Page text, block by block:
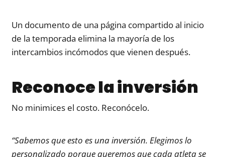
Un documento de una página compartido al inicio
de la temporada elimina la mayoría de los
intercambios incómodos que vienen después.
Reconoce la inversión
No minimices el costo. Reconócelo.
“Sabemos que esto es una inversión. Elegimos lo
personalizado porque queremos que cada atleta se